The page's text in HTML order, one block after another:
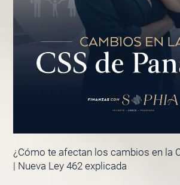
¿Cómo te afectan los cambios en la
| Nueva Ley 462 explicada